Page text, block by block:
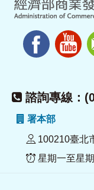
諮詢專線：
署本部
100210臺北
星期一至星